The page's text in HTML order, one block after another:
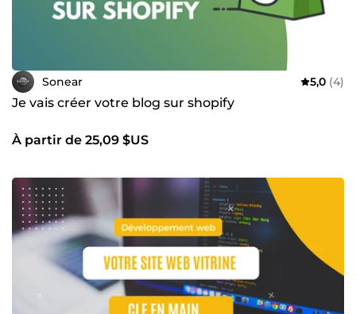
Sonear 5,0 (4)
Je vais créer votre blog sur shopify
À partir de 25,09 $US